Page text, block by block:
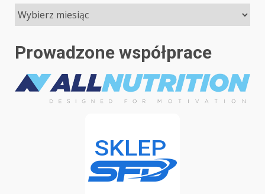
Prowadzone współprace